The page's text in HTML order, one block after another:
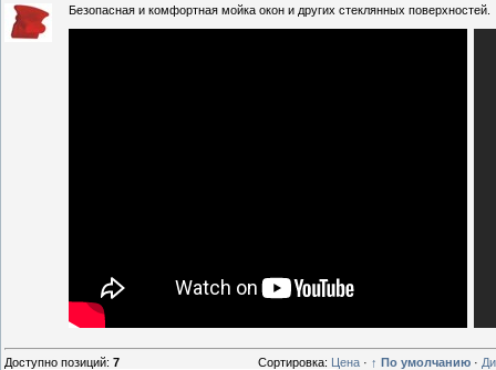
Безопасная и комфортная мойка окон и других стеклянных поверхностей.
Доступно позиций: 7 Сортировка: Цена · ↑ По умолчанию ·